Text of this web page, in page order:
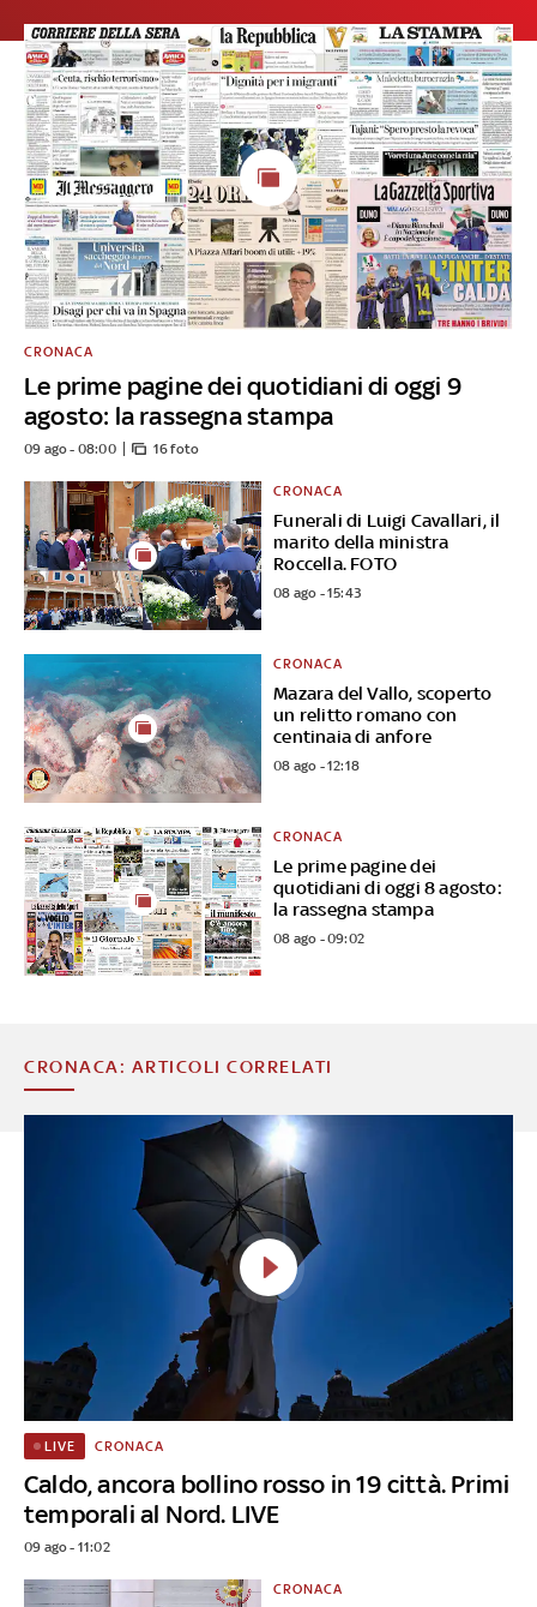
Le prime pagine dei quotidiani di oggi 9
agosto: la rassegna stampa
CRONACA
09 ago - 08:00 16 foto
Funerali di Luigi Cavallari, il
marito della ministra
Roccella. FOTO
CRONACA
08 ago - 15:43
Mazara del Vallo, scoperto
un relitto romano con
centinaia di anfore
CRONACA
08 ago - 12:18
Le prime pagine dei
quotidiani di oggi 8 agosto:
la rassegna stampa
CRONACA
08 ago - 09:02
CRONACA: ARTICOLI CORRELATI
Caldo, ancora bollino rosso in 19 città. Primi
temporali al Nord. LIVE
LIVE CRONACA
09 ago - 11:02
CRONACA